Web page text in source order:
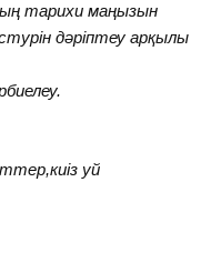
тарихи маңызын
дәріптеу арқылы
уй